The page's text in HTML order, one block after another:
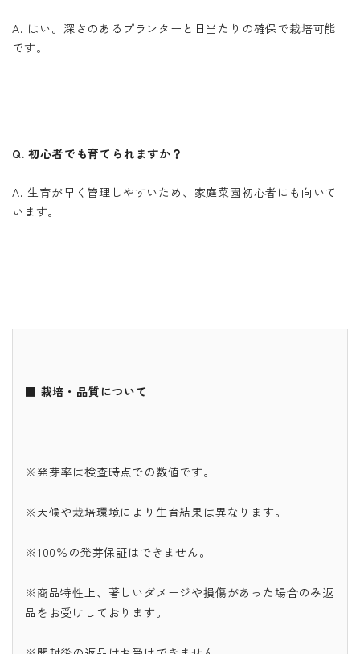
A. はい。深さのあるプランターと日当たりの確保で栽培可能
です。
Q. 初心者でも育てられますか？
A. 生育が早く管理しやすいため、家庭菜園初心者にも向いて
います。
■ 栽培・品質について
※発芽率は検査時点での数値です。
※天候や栽培環境により生育結果は異なります。
※100％の発芽保証はできません。
※商品特性上、著しいダメージや損傷があった場合のみ返
品をお受けしております。